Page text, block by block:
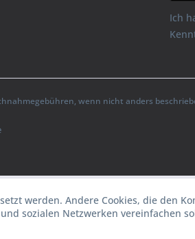
Ich
wenn nicht anders
werden. Andere Cookies, die den
sozialen Netzwerken vereinfachen